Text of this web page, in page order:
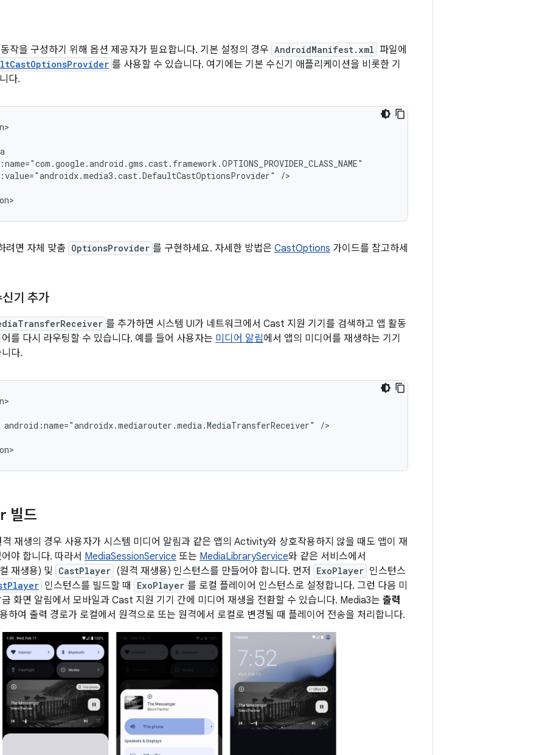
작을 구성하기 위해 옵션 제공자가 필요합니다. 기본 설정의 경우 AndroidManifest.xml 파일에
를 사용할 수 있습니다. 여기에는 기본 수신기 애플리케이션을 비롯한 기
다.
려면 자체 맞춤 OptionsProvider 를 구현하세요. 자세한 방법은 CastOptions 가이드를 참고하세
기 추가
를 추가하면 시스템 UI가 네트워크에서 Cast 지원 기기를 검색하고 앱 활동
를 다시 라우팅할 수 있습니다. 예를 들어 사용자는 미디어 알림에서 앱의 미디어를 재생하는 기기
다.
android:name="androidx.mediarouter.media.MediaTransferReceiver"
빌드
재생의 경우 사용자가 시스템 미디어 알림과 같은 앱의 Activity와 상호작용하지 않을 때도 앱이 재
야 합니다. 따라서 MediaSessionService 또는 MediaLibraryService와 같은 서비스에서
재생용) 및 CastPlayer (원격 재생용) 인스턴스를 만들어야 합니다. 먼저 ExoPlayer 인스턴스
인스턴스를 빌드할 때 ExoPlayer 를 로컬 플레이어 인스턴스로 설정합니다. 그런 다음 미
화면 알림에서 모바일과 Cast 지원 기기 간에 미디어 재생을 전환할 수 있습니다. Media3는 출력
하여 출력 경로가 로컬에서 원격으로 또는 원격에서 로컬로 변경될 때 플레이어 전송을 처리합니다.